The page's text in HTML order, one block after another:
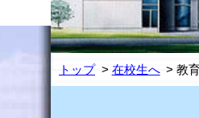
トップ 在校生へ 教